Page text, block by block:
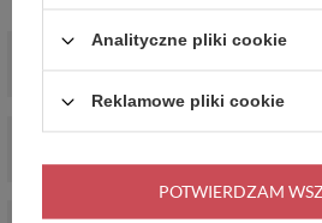
Torba mała na ramię listonoszka
Analityczne pliki cookie
Reklamowe pliki cookie
POTWIERDZAM